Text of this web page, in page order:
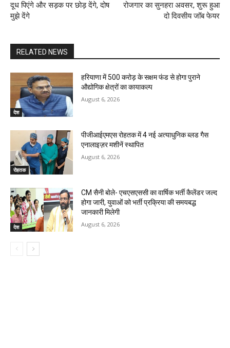
दूध पिएंगे और सड़क पर छोड़ देंगे, दोष
मुझे देंगे
रोजगार का सुनहरा अवसर, शुरू हुआ
दो दिवसीय जॉब फेयर
RELATED NEWS
देश
हरियाणा में 500 करोड़ के सक्षम फंड से होगा पुराने
औद्योगिक क्षेत्रों का कायाकल्प
August 6, 2026
रोहतक
पीजीआईएमएस रोहतक में 4 नई अत्याधुनिक ब्लड गैस
एनालाइज़र मशीनें स्थापित
August 6, 2026
देश
CM सैनी बोले- एचएसएससी का वार्षिक भर्ती कैलेंडर जल्द
होगा जारी, युवाओं को भर्ती प्रक्रिया की समयबद्ध
जानकारी मिलेगी
August 6, 2026